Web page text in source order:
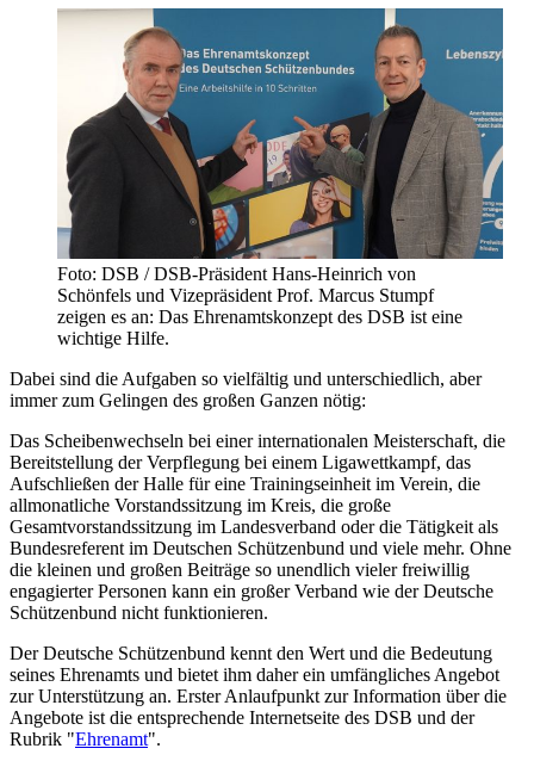
Foto: DSB / DSB-Präsident Hans-Heinrich von
Schönfels und Vizepräsident Prof. Marcus Stumpf
zeigen es an: Das Ehrenamtskonzept des DSB ist eine
wichtige Hilfe.
Dabei sind die Aufgaben so vielfältig und unterschiedlich, aber
immer zum Gelingen des großen Ganzen nötig:
Das Scheibenwechseln bei einer internationalen Meisterschaft, die
Bereitstellung der Verpflegung bei einem Ligawettkampf, das
Aufschließen der Halle für eine Trainingseinheit im Verein, die
allmonatliche Vorstandssitzung im Kreis, die große
Gesamtvorstandssitzung im Landesverband oder die Tätigkeit als
Bundesreferent im Deutschen Schützenbund und viele mehr. Ohne
die kleinen und großen Beiträge so unendlich vieler freiwillig
engagierter Personen kann ein großer Verband wie der Deutsche
Schützenbund nicht funktionieren.
Der Deutsche Schützenbund kennt den Wert und die Bedeutung
seines Ehrenamts und bietet ihm daher ein umfängliches Angebot
zur Unterstützung an. Erster Anlaufpunkt zur Information über die
Angebote ist die entsprechende Internetseite des DSB und der
Rubrik "Ehrenamt".